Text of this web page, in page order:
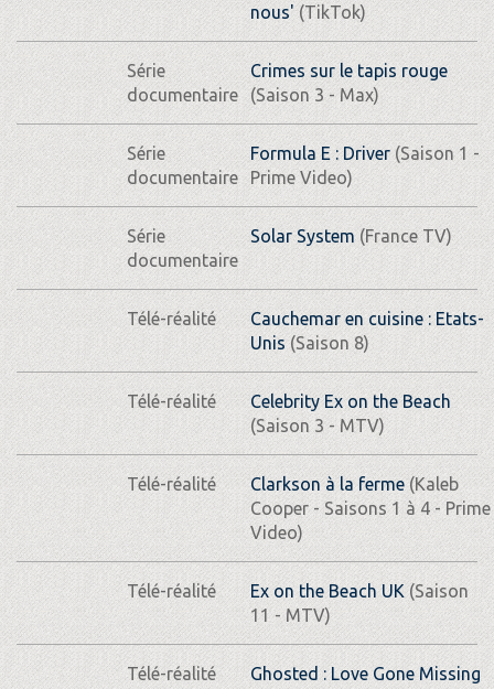
nous'(TikTok)
Série
documentaire
Crimes sur le tapis rouge
(Saison 3 - Max)
Série
documentaire
Formula E : Driver(Saison 1 -
Prime Video)
Série
documentaire
Solar System(France TV)
Télé-réalité
Cauchemar en cuisine : Etats-
Unis (Saison 8)
Télé-réalité
Celebrity Ex on the Beach
(Saison 3 - MTV)
Télé-réalité Clarkson à la ferme(Kaleb
Cooper - Saisons 1 à 4 - Prime
Video)
Télé-réalité Ex on the Beach UK (Saison
11 - MTV)
Télé-réalité
Ghosted : Love Gone Missing